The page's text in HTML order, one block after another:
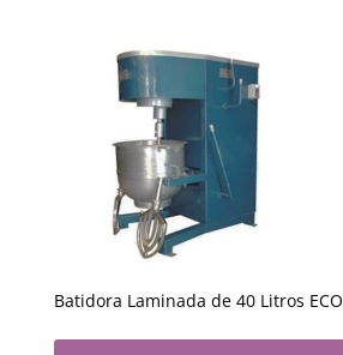
Batidora Laminada de 40 Litros ECO